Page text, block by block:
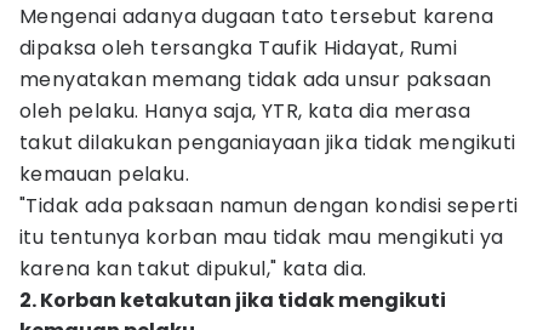
Mengenai adanya dugaan tato tersebut karena
dipaksa oleh tersangka Taufik Hidayat, Rumi
menyatakan memang tidak ada unsur paksaan
oleh pelaku. Hanya saja, YTR, kata dia merasa
takut dilakukan penganiayaan jika tidak mengikuti
kemauan pelaku.
"Tidak ada paksaan namun dengan kondisi seperti
itu tentunya korban mau tidak mau mengikuti ya
karena kan takut dipukul," kata dia.
2. Korban ketakutan jika tidak mengikuti